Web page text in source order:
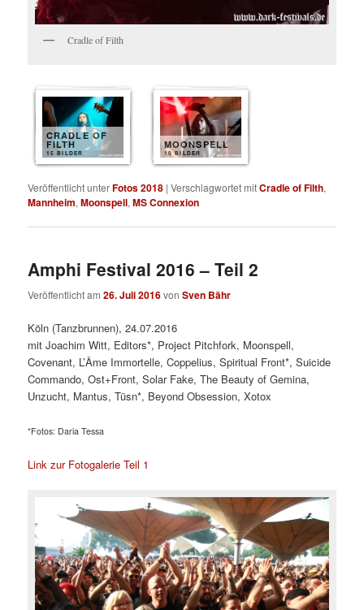
Cradle of Filth
CRADLE OF
FILTH
15 BILDER
MOONSPELL
10 BILDER
Veröffentlicht unterFotos 2018 |Verschlagwortet mitCradle of Filth,
Mannheim,Moonspell,MS Connexion
Amphi Festival 2016 – Teil 2
Veröffentlicht am26. Juli 2016vonSven Bähr
Köln (Tanzbrunnen), 24.07.2016
mit Joachim Witt, Editors*, Project Pitchfork, Moonspell,
Covenant, L’Âme Immortelle, Coppelius, Spiritual Front*, Suicide
Commando, Ost+Front, Solar Fake, The Beauty of Gemina,
Unzucht, Mantus, Tüsn*, Beyond Obsession, Xotox
*Fotos: Daria Tessa
Link zur Fotogalerie Teil 1